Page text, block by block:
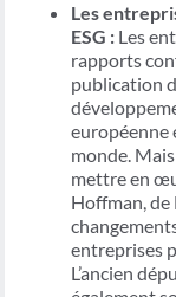
Les
ESG : Les
rapports
publication
européenne
monde.
mettre en
Hoffman, de
entreprises
L’ancien